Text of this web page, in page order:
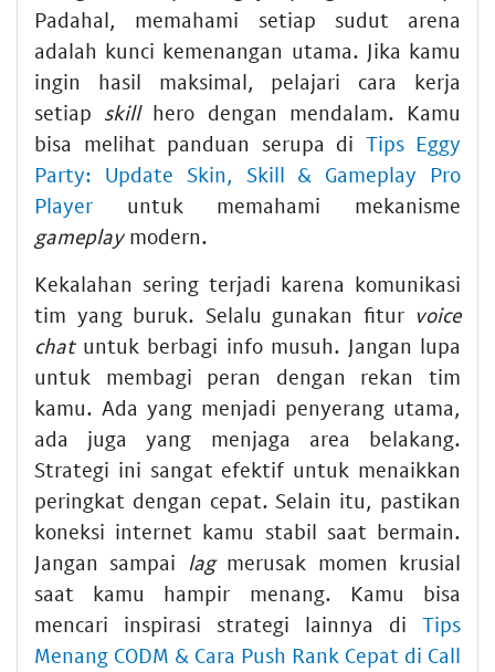
Padahal, memahami setiap sudut arena
adalah kunci kemenangan utama. Jika kamu
ingin hasil maksimal, pelajari cara kerja
setiap skillhero dengan mendalam. Kamu
bisa melihat panduan serupa di Tips Eggy
Party: Update Skin, Skill & Gameplay Pro
Player untuk memahami mekanisme
gameplaymodern.
Kekalahan sering terjadi karena komunikasi
tim yang buruk. Selalu gunakan fitur voice
chatuntuk berbagi info musuh. Jangan lupa
untuk membagi peran dengan rekan tim
kamu. Ada yang menjadi penyerang utama,
ada juga yang menjaga area belakang.
Strategi ini sangat efektif untuk menaikkan
peringkat dengan cepat. Selain itu, pastikan
koneksi internet kamu stabil saat bermain.
Jangan sampai lagmerusak momen krusial
saat kamu hampir menang. Kamu bisa
mencari inspirasi strategi lainnya di Tips
Menang CODM & Cara Push Rank Cepat di Call